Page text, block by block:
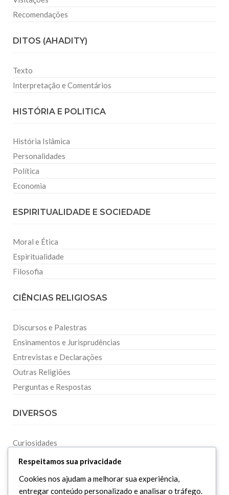
Recomendações
DITOS (AHADITY)
Texto
Interpretação e Comentários
HISTÓRIA E POLITICA
História Islâmica
Personalidades
Política
Economia
ESPIRITUALIDADE E SOCIEDADE
Moral e Ética
Espiritualidade
Filosofia
CIÊNCIAS RELIGIOSAS
Discursos e Palestras
Ensinamentos e Jurisprudências
Entrevistas e Declarações
Outras Religiões
Perguntas e Respostas
DIVERSOS
Curiosidades
Dicionário Islâmico
Respeitamos sua privacidade
Cookies nos ajudam a melhorar sua experiência,
entregar conteúdo personalizado e analisar o tráfego.